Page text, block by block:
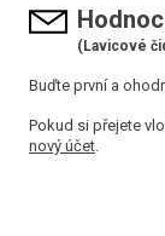
(Lavicové
Buďte první a
Pokud si přejete
nový účet.